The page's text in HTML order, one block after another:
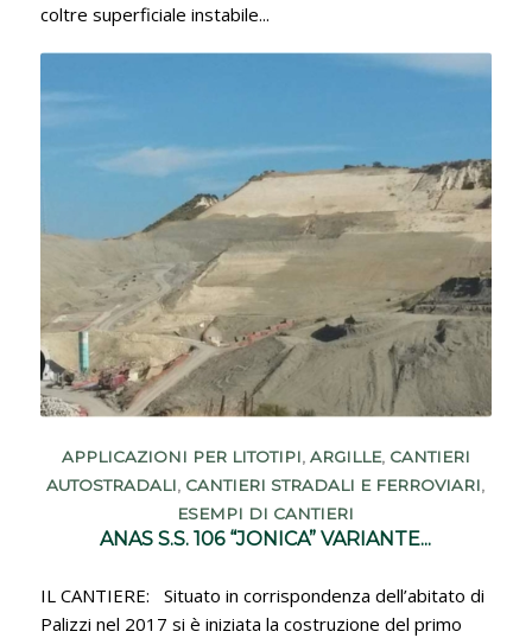
coltre superficiale instabile...
APPLICAZIONI PER LITOTIPI, ARGILLE, CANTIERI
AUTOSTRADALI, CANTIERI STRADALI E FERROVIARI,
ESEMPI DI CANTIERI
ANAS S.S. 106 “JONICA” VARIANTE...
IL CANTIERE: Situato in corrispondenza dell’abitato di
Palizzi nel 2017 si è iniziata la costruzione del primo